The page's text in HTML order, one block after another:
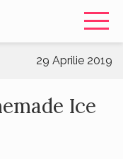
29 Aprilie 2019
Ice